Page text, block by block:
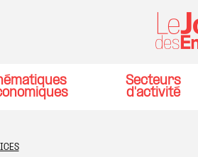
Secteurs
d'activité